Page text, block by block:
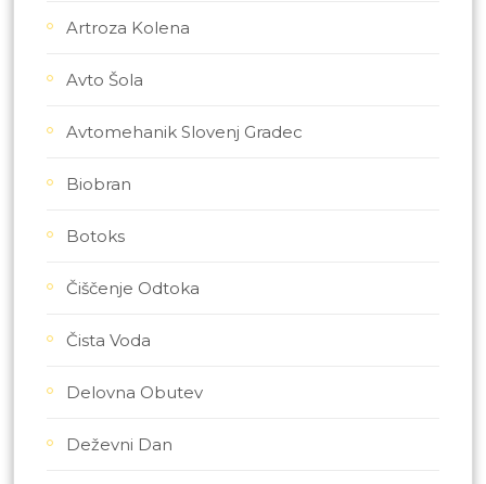
Artroza Kolena
Avto Šola
Avtomehanik Slovenj Gradec
Biobran
Botoks
Čiščenje Odtoka
Čista Voda
Delovna Obutev
Deževni Dan